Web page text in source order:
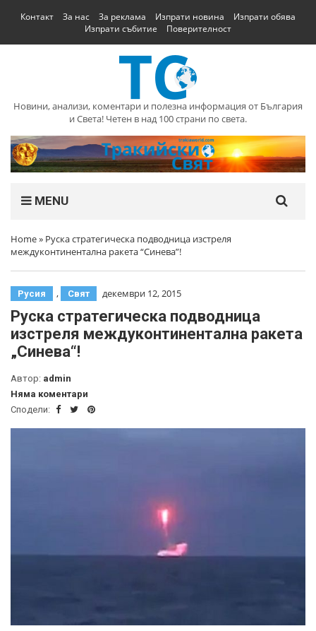
Контакт За нас За реклама Изпрати новина
Изпрати обява
Изпрати събитие
Поверителност
Новини, анализи, коментари и полезна информация от България
и Света! Четен в над 100 страни по света.
MENU
Home» Руска стратегическа подводница изстреля
междуконтинентална ракета “Синева”!
Русия , Свят декември 12, 2015
Руска стратегическа подводница
изстреля междуконтинентална ракета
„Синева“!
Автор: admin
Няма коментари
Сподели: